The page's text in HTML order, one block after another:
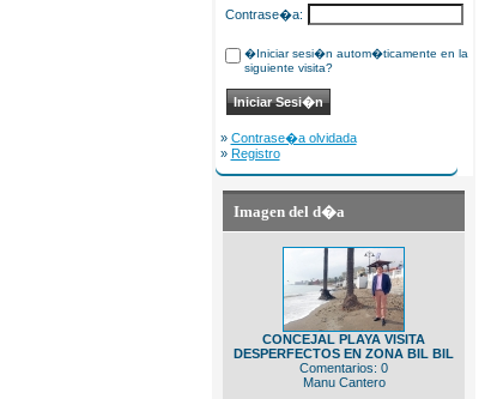
Contrase�a:
�Iniciar sesi�n autom�ticamente en la
siguiente visita?
» Contrase�a olvidada
» Registro
Imagen del d�a
CONCEJAL PLAYA VISITA
DESPERFECTOS EN ZONA BIL BIL
Comentarios: 0
Manu Cantero